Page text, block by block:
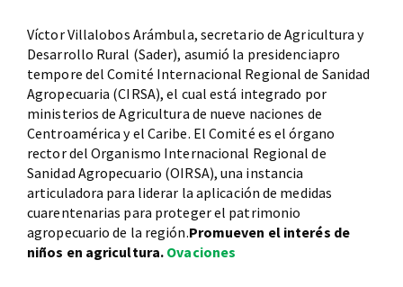
Víctor Villalobos Arámbula, secretario de Agricultura y
Desarrollo Rural (Sader), asumió la presidenciapro
tempore del Comité Internacional Regional de Sanidad
Agropecuaria (CIRSA), el cual está integrado por
ministerios de Agricultura de nueve naciones de
Centroamérica y el Caribe. El Comité es el órgano
rector del Organismo Internacional Regional de
Sanidad Agropecuario (OIRSA), una instancia
articuladora para liderar la aplicación de medidas
cuarentenarias para proteger el patrimonio
agropecuario de la región.Promueven el interés de
niños en agricultura. Ovaciones